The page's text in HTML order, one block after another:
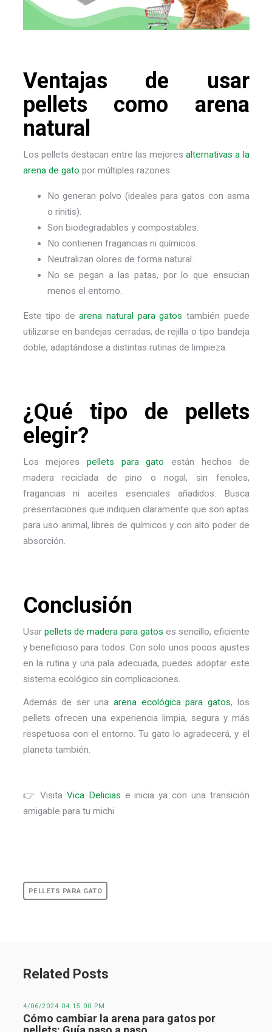
Ventajas de usar
pellets como arena
natural
Los pellets destacan entre las mejoresalternativas a la
arena de gato por múltiples razones:
No generan polvo (ideales para gatos con asma
o rinitis).
Son biodegradables y compostables.
No contienen fragancias ni químicos.
Neutralizan olores de forma natural.
No se pegan a las patas, por lo que ensucian
menos el entorno.
Este tipo dearena natural para gatos también puede
utilizarse en bandejas cerradas, de rejilla o tipo bandeja
doble, adaptándose a distintas rutinas de limpieza.
¿Qué tipo de pellets
elegir?
Los mejores pellets para gato están hechos de
madera reciclada de pino o nogal, sin fenoles,
fragancias ni aceites esenciales añadidos. Busca
presentaciones que indiquen claramente que son aptas
para uso animal, libres de químicos y con alto poder de
absorción.
Conclusión
Usar pellets de madera para gatos es sencillo, eficiente
y beneficioso para todos. Con solo unos pocos ajustes
en la rutina y una pala adecuada, puedes adoptar este
sistema ecológico sin complicaciones.
Además de ser una arena ecológica para gatos, los
pellets ofrecen una experiencia limpia, segura y más
respetuosa con el entorno. Tu gato lo agradecerá, y el
planeta también.
👉 Visita Vica Delicias e inicia ya con una transición
amigable para tu michi.
PELLETS PARA GATO
Related Posts
4/06/2024 04:15:00 PM
Cómo cambiar la arena para gatos por